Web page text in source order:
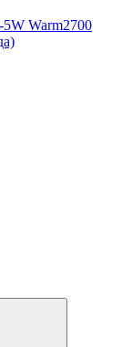
Warm2700